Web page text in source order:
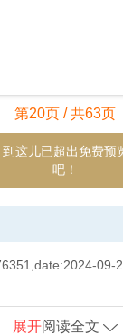
第20页 / 共63页
这儿已超出免费预
吧！
09-
展开阅读全文